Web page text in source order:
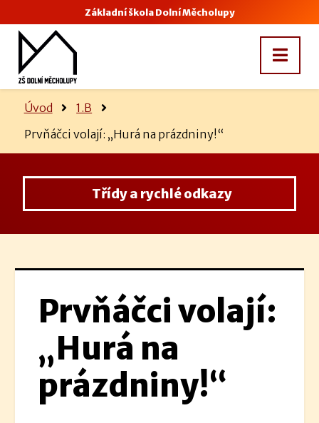
Základní škola Dolní Měcholupy
Úvod
1.B
Prvňáčci volají: „Hurá na prázdniny!“
Třídy a rychlé odkazy
Prvňáčci volají:
„Hurá na
prázdniny!“